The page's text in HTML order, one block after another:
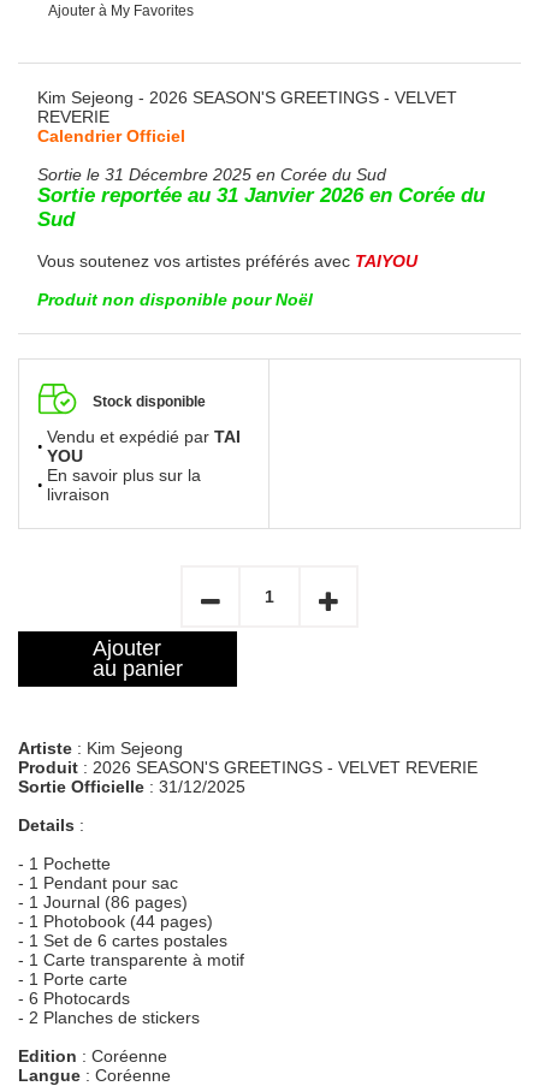
Ajouter à My Favorites
Kim Sejeong - 2026 SEASON'S GREETINGS - VELVET
REVERIE
Calendrier Officiel
Sortie le 31 Décembre 2025 en Corée du Sud
Sortie reportée au 31 Janvier 2026 en Corée du
Sud
Vous soutenez vos artistes préférés avec TAIYOU
Produit non disponible pour Noël
Stock disponible
Vendu et expédié par TAI
YOU
En savoir plus sur la
livraison
Ajouter
au panier
Artiste : Kim Sejeong
Produit : 2026 SEASON'S GREETINGS - VELVET REVERIE
Sortie Officielle : 31/12/2025
Details :
- 1 Pochette
- 1 Pendant pour sac
- 1 Journal (86 pages)
- 1 Photobook (44 pages)
- 1 Set de 6 cartes postales
- 1 Carte transparente à motif
- 1 Porte carte
- 6 Photocards
- 2 Planches de stickers
Edition : Coréenne
Langue : Coréenne